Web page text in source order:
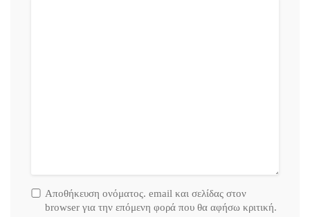
Αποθήκευση ονόματος. email και σελίδας στον
browser για την επόμενη φορά που θα αφήσω κριτική.